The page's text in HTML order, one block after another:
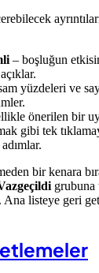
– boşluğun
yüzdeleri ve
önerilen bir
gibi tek
bir kenara
grubuna
Ana listeye geri